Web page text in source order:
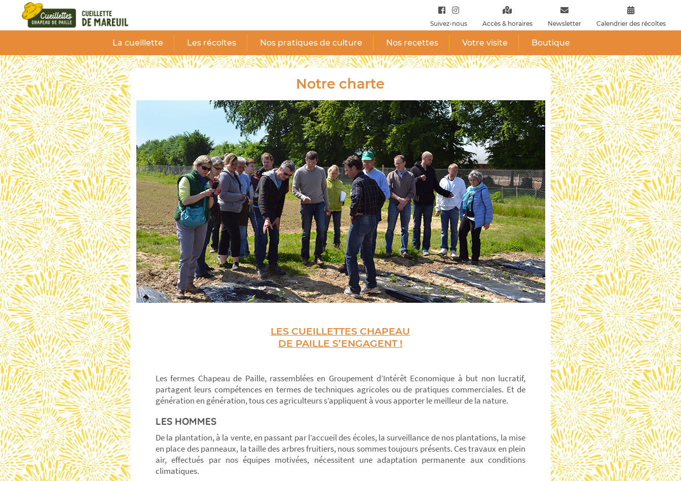
Suivez-nous Accès & horaires Newsletter Calendrier des récoltes
La cueillette Les récoltes Nos pratiques de culture Nos recettes Votre visite Boutique
Notre charte
LES CUEILLETTES CHAPEAU
DE PAILLE S’ENGAGENT !
Les fermes Chapeau de Paille, rassemblées en Groupement d’Intérêt Economique à but non lucratif,
partagent leurs compétences en termes de techniques agricoles ou de pratiques commerciales. Et de
génération en génération, tous ces agriculteurs s’appliquent à vous apporter le meilleur de la nature.
LES HOMMES
De la plantation, à la vente, en passant par l’accueil des écoles, la surveillance de nos plantations, la mise
en place des panneaux, la taille des arbres fruitiers, nous sommes toujours présents. Ces travaux en plein
air, effectués par nos équipes motivées, nécessitent une adaptation permanente aux conditions
climatiques.
Panneau de gestion des cookies